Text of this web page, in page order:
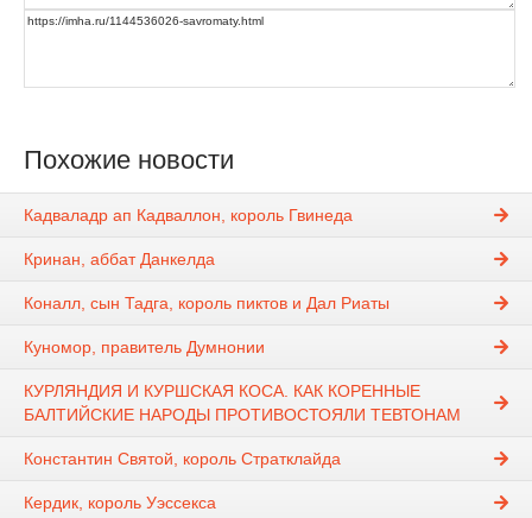
Похожие новости
Кадваладр ап Кадваллон, король Гвинеда
Кринан, аббат Данкелда
Коналл, сын Тадга, король пиктов и Дал Риаты
Куномор, правитель Думнонии
КУРЛЯНДИЯ И КУРШСКАЯ КОСА. КАК КОРЕННЫЕ
БАЛТИЙСКИЕ НАРОДЫ ПРОТИВОСТОЯЛИ ТЕВТОНАМ
Константин Святой, король Стратклайда
Кердик, король Уэссекса